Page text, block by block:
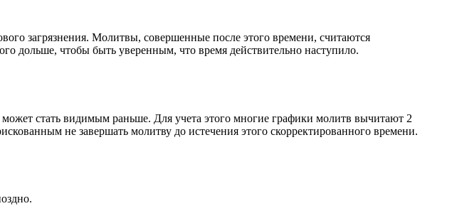
загрязнения. Молитвы, совершенные после этого времени, считаются
дольше, чтобы быть уверенным, что время действительно наступило.
стать видимым раньше. Для учета этого многие графики молитв вычитают 2
не завершать молитву до истечения этого скорректированного времени.